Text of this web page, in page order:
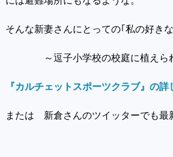
そんな新妻さんにとっての｢私の好き
～逗子小学校の校庭に植えられ
『カルチェットスポーツクラブ』の
または 新倉さんのツイッターでも最